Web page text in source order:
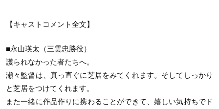
【キャストコメント全文】
■永山瑛太（三雲忠勝役）
護られなかった者たちへ。
瀬々監督は、真っ直ぐに芝居をみてくれます。そしてしっかり
と芝居をつけてくれます。
また一緒に作品作りに携わることができて、嬉しい気持ちでド